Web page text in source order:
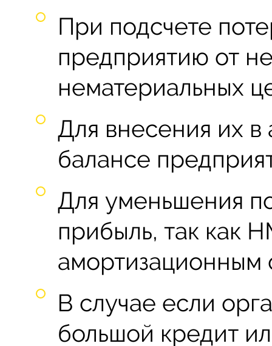
При подсчете
предприятию от
нематериальных
Для внесения их в
балансе
Для уменьшения
прибыль, так как
амортизационным
В случае если
большой кредит